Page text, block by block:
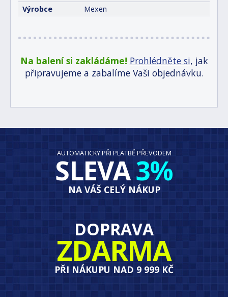
Výrobce
Mexen
Na balení si zakládáme! Prohlédněte si, jak
připravujeme a zabalíme Vaši objednávku.
AUTOMATICKY PŘI PLATBĚ PŘEVODEM
SLEVA3%
NA VÁŠ CELÝ NÁKUP
DOPRAVA
ZDARMA
PŘI NÁKUPU NAD 9 999 KČ